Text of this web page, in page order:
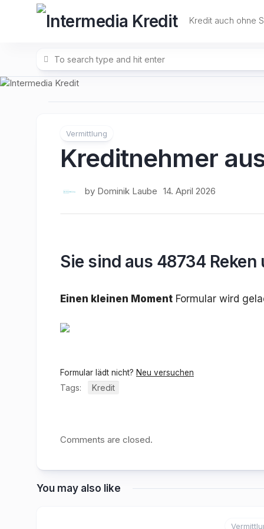
Kredit auch ohne
Vermittlung
Kreditnehmer
by Dominik Laube 14. April 2026
Sie sind aus 48734
Einen kleinen Moment Formular wird
Formular lädt nicht? Neu versuchen
Tags: Kredit
Comments are closed.
You may also like